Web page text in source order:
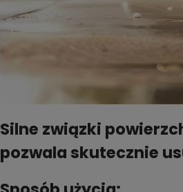
Silne związki
pozwala skutecznie